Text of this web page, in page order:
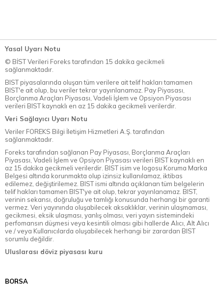
Yasal Uyarı Notu
© BİST Verileri Foreks tarafından 15 dakika gecikmeli
sağlanmaktadır.
BIST piyasalarında oluşan tüm verilere ait telif hakları tamamen
BIST'e ait olup, bu veriler tekrar yayınlanamaz. Pay Piyasası,
Borçlanma Araçları Piyasası, Vadeli İşlem ve Opsiyon Piyasası
verileri BIST kaynaklı en az 15 dakika gecikmeli verilerdir.
Veri Sağlayıcı Uyarı Notu
Veriler FOREKS Bilgi İletişim Hizmetleri A.Ş. tarafından
sağlanmaktadır.
Foreks tarafından sağlanan Pay Piyasası, Borçlanma Araçları
Piyasası, Vadeli İşlem ve Opsiyon Piyasası verileri BIST kaynaklı en
az 15 dakika gecikmeli verilerdir. BIST isim ve logosu Koruma Marka
Belgesi altında korunmakta olup izinsiz kullanılamaz, iktibas
edilemez, değiştirilemez. BIST ismi altında açıklanan tüm belgelerin
telif hakları tamamen BIST'ye ait olup, tekrar yayınlanamaz. BIST,
verinin sekansı, doğruluğu ve tamlığı konusunda herhangi bir garanti
vermez. Veri yayınında oluşabilecek aksaklıklar, verinin ulaşmaması,
gecikmesi, eksik ulaşması, yanlış olması, veri yayın sistemindeki
perfomansın düşmesi veya kesintili olması gibi hallerde Alıcı, Alt Alıcı
ve / veya Kullanıcılarda oluşabilecek herhangi bir zarardan BIST
sorumlu değildir.
Uluslarası döviz piyasası kuru
BORSA